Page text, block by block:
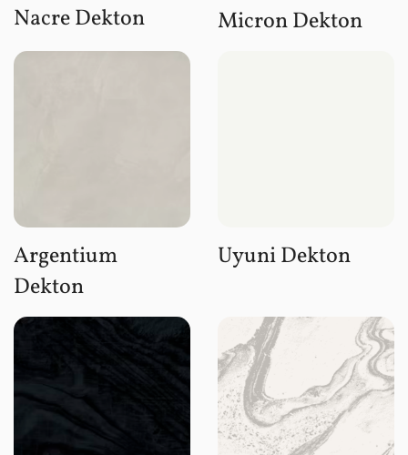
Nacre Dekton Micron Dekton
Argentium
Dekton
Uyuni Dekton